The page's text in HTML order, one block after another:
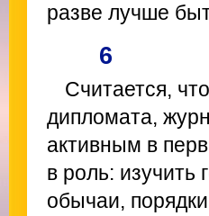
разве лучше
6
Считается,
дипломата,
активным в
в роль: изучить
обычаи,